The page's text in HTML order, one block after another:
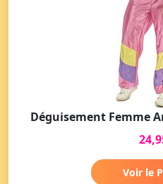
Déguisement Femme
Voir le